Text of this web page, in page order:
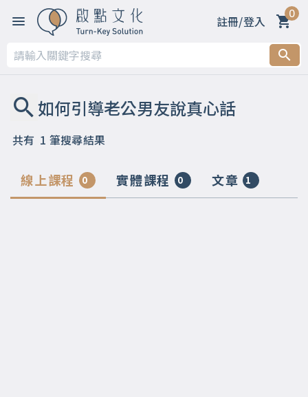
註冊/登入 0
共有 1 筆搜尋結果
線上課程 0 實體課程 0 文章 1